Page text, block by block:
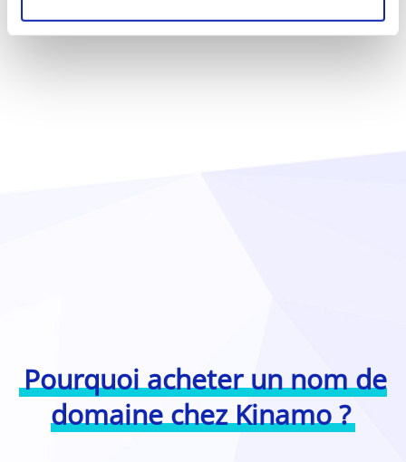
Pourquoi acheter un nom de
domaine chez Kinamo ?